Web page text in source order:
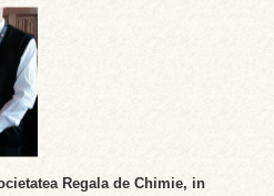
Regala de Chimie, in